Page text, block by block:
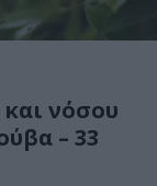
νόσου
– 33